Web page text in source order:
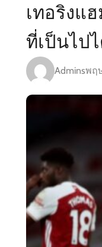
เทอริงแ
ที่เป็นไป
Adminsพฤ